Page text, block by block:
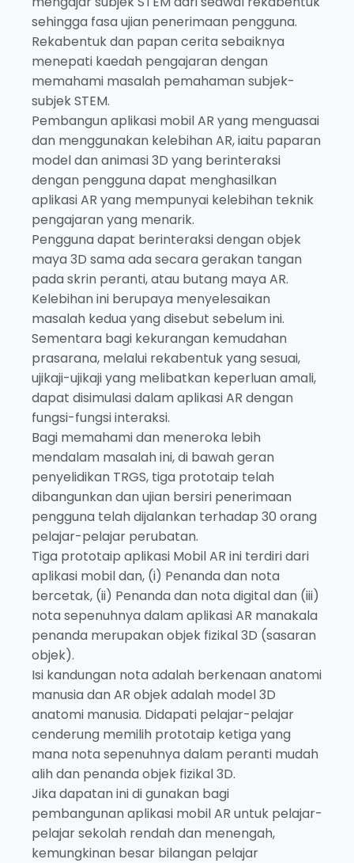
sehingga fasa ujian penerimaan pengguna.
Rekabentuk dan papan cerita sebaiknya
menepati kaedah pengajaran dengan
memahami masalah pemahaman subjek-
subjek STEM.
Pembangun aplikasi mobil AR yang menguasai
dan menggunakan kelebihan AR, iaitu paparan
model dan animasi 3D yang berinteraksi
dengan pengguna dapat menghasilkan
aplikasi AR yang mempunyai kelebihan teknik
pengajaran yang menarik.
Pengguna dapat berinteraksi dengan objek
maya 3D sama ada secara gerakan tangan
pada skrin peranti, atau butang maya AR.
Kelebihan ini berupaya menyelesaikan
masalah kedua yang disebut sebelum ini.
Sementara bagi kekurangan kemudahan
prasarana, melalui rekabentuk yang sesuai,
ujikaji-ujikaji yang melibatkan keperluan amali,
dapat disimulasi dalam aplikasi AR dengan
fungsi-fungsi interaksi.
Bagi memahami dan meneroka lebih
mendalam masalah ini, di bawah geran
penyelidikan TRGS, tiga prototaip telah
dibangunkan dan ujian bersiri penerimaan
pengguna telah dijalankan terhadap 30 orang
pelajar-pelajar perubatan.
Tiga prototaip aplikasi Mobil AR ini terdiri dari
aplikasi mobil dan, (i) Penanda dan nota
bercetak, (ii) Penanda dan nota digital dan (iii)
nota sepenuhnya dalam aplikasi AR manakala
penanda merupakan objek fizikal 3D (sasaran
objek).
Isi kandungan nota adalah berkenaan anatomi
manusia dan AR objek adalah model 3D
anatomi manusia. Didapati pelajar-pelajar
cenderung memilih prototaip ketiga yang
mana nota sepenuhnya dalam peranti mudah
alih dan penanda objek fizikal 3D.
Jika dapatan ini di gunakan bagi
pembangunan aplikasi mobil AR untuk pelajar-
pelajar sekolah rendah dan menengah,
kemungkinan besar bilangan pelajar